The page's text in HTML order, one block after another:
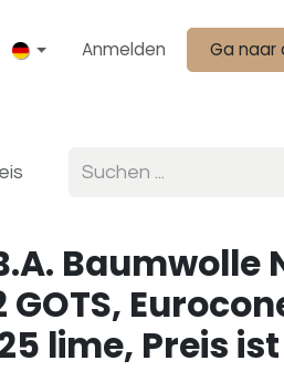
Anmelden Ga naar
Baumwolle
lime, Preis ist